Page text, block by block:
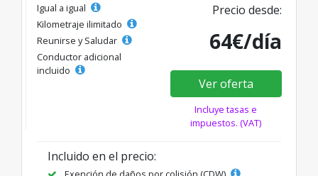
Igual a igual
Kilometraje ilimitado
Reunirse y Saludar
Conductor adicional
incluido
Precio desde:
64€/día
Ver oferta
Incluye tasas e
impuestos. (VAT)
Incluido en el precio: